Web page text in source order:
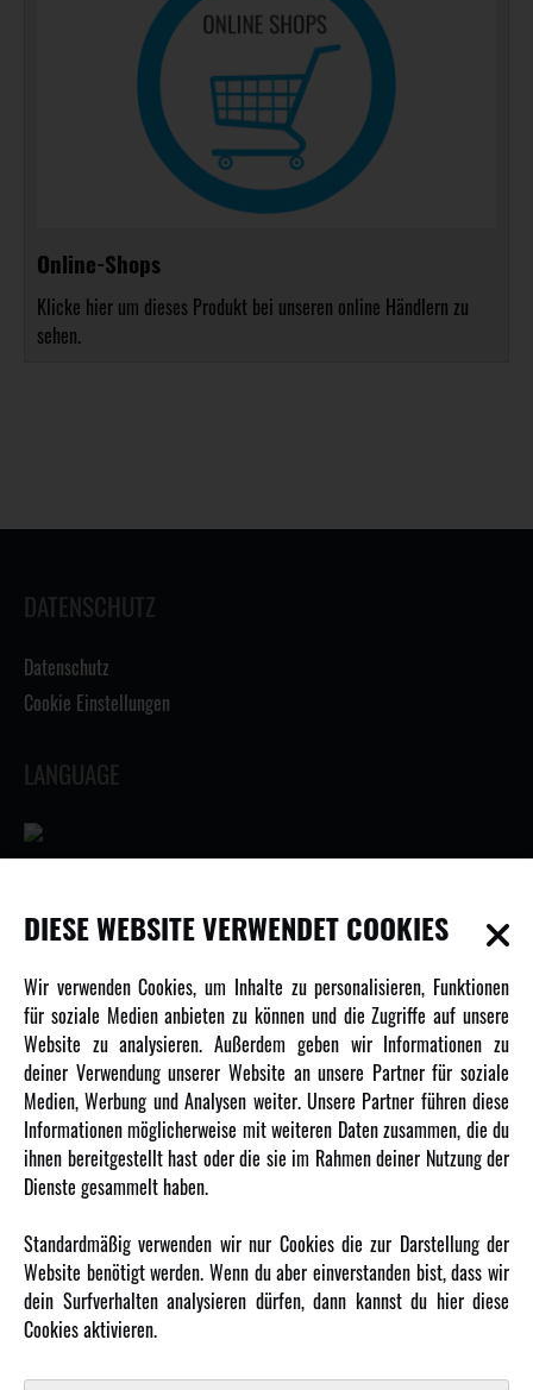
Online-Shops
Klicke hier um dieses Produkt bei unseren online Händlern zu
sehen.
DATENSCHUTZ
Datenschutz
Cookie Einstellungen
LANGUAGE
INFORMATIONEN
Newsletter
Über uns
Karriere
Amewi Kataloge
MEHR VON AMEWI
AMXRacing - Qualitäts RC-Zubehör
Amewi Construction - Nutzfahrzeuge
Malinos - Die kreative Seite von Amewi
Werden Sie Amewi Händler
DIESE WEBSITE VERWENDET COOKIES
Wir verwenden Cookies, um Inhalte zu personalisieren, Funktionen
für soziale Medien anbieten zu können und die Zugriffe auf unsere
Website zu analysieren. Außerdem geben wir Informationen zu
deiner Verwendung unserer Website an unsere Partner für soziale
Medien, Werbung und Analysen weiter. Unsere Partner führen diese
Informationen möglicherweise mit weiteren Daten zusammen, die du
ihnen bereitgestellt hast oder die sie im Rahmen deiner Nutzung der
Dienste gesammelt haben.
Standardmäßig verwenden wir nur Cookies die zur Darstellung der
Website benötigt werden. Wenn du aber einverstanden bist, dass wir
dein Surfverhalten analysieren dürfen, dann kannst du hier diese
Cookies aktivieren.